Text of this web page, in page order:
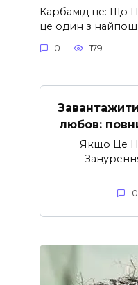
Карбамід це: Що
це один з
0 179
любов:
Якщо Це
0